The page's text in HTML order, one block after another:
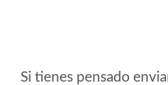
Si tienes pensado